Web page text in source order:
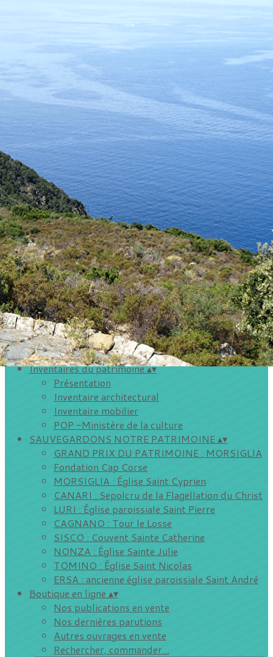
Exporter toutes les colonnes
Exporter uniquement les colonnes affichées
Menu
Ajoutez un logo, un bouton, des réseaux sociaux
Cliquez pour éditer
ASSOCIATION PETRE SCRITTE▴ ▾
Présentation
Contact et infos pratiques
Adhésion
Liens
Nos publications▴▾
Rechercher, commander...
A Cronica : le journal de l'histoire du Cap Corse
Inventaires du patrimoine
Storià é patrimoniu
Vie de l'association▴▾
Inscriptions aux sorties de Petre Scritte
Les visites de villages
Evénements extérieurs
AGENDA DU CAP▴▾
Inventaires du patrimoine▴▾
Présentation
Inventaire architectural
Inventaire mobilier
POP -Ministère de la culture
SAUVEGARDONS NOTRE PATRIMOINE▴▾
GRAND PRIX DU PATRIMOINE : MORSIGLIA
Fondation Cap Corse
MORSIGLIA : Église Saint Cyprien
CANARI : Sepolcru de la Flagellation du Christ
LURI : Église paroissiale Saint Pierre
CAGNANO : Tour le Losse
SISCO : Couvent Sainte Catherine
NONZA : Église Sainte Julie
TOMINO : Église Saint Nicolas
ERSA : ancienne église paroissiale Saint André
Boutique en ligne ▴▾
Nos publications en vente
Nos dernières parutions
Autres ouvrages en vente
Rechercher, commander...